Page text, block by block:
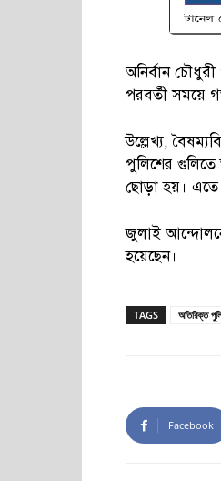
অনির্বান
পরবর্তী সময়ে
উল্লেখ্য,
পুলিশের
ছোড়া হয়।
জুলাই
হয়েছেন।
TAGS অতিরিক্ত
Facebook